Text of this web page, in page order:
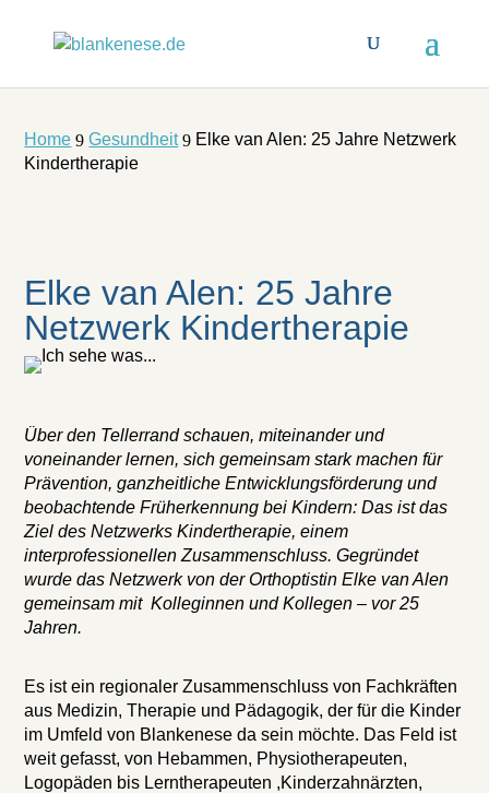
Home 9 Gesundheit 9 Elke van Alen: 25 Jahre Netzwerk
Kindertherapie
Elke van Alen: 25 Jahre
Netzwerk Kindertherapie
Über den Tellerrand schauen, miteinander und
voneinander lernen, sich gemeinsam stark machen für
Prävention, ganzheitliche Entwicklungsförderung und
beobachtende Früherkennung bei Kindern: Das ist das
Ziel des Netzwerks Kindertherapie, einem
interprofessionellen Zusammenschluss. Gegründet
wurde das Netzwerk von der Orthoptistin Elke van Alen
gemeinsam mit Kolleginnen und Kollegen – vor 25
Jahren.
Es ist ein regionaler Zusammenschluss von Fachkräften
aus Medizin, Therapie und Pädagogik, der für die Kinder
im Umfeld von Blankenese da sein möchte. Das Feld ist
weit gefasst, von Hebammen, Physiotherapeuten,
Logopäden bis Lerntherapeuten ,Kinderzahnärzten,